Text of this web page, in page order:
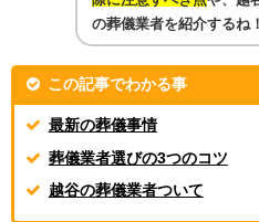
の葬儀業者を紹介するね！
この記事でわかる事
最新の葬儀事情
葬儀業者選びの3つのコツ
越谷の葬儀業者ついて